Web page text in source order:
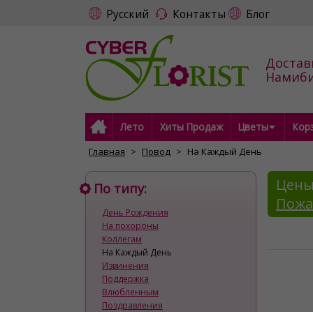
Русский Контакты Блог
Лето Хиты Продаж Цветы
Главная Повод На Каждый День
По типу:
День Рождения
На похороны
Коллегам
На Каждый День
Извинения
Поддержка
Влюбленным
Поздравления